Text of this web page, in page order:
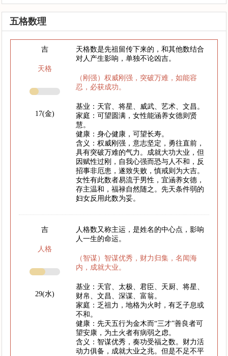
五格数理
吉
天格
17(金)
天格数是先祖留传下来的，和其他数结合
对人产生影响，单独不论凶吉。
（刚强）权威刚强，突破万难，如能容
忍，必获成功。
基业：天官、将星、威武、艺术、文昌。
家庭：可望圆满，女性能涵养女德则贤
慧。
健康：身心健康，可望长寿。
含义：权威刚强，意志坚定，勇往直前，
具有突破万难的气力。成就大功大业，但
因赋性过刚，自我心强而恐与人不和，反
招事非厄患，遂致失败，慎戒则为大吉。
女性有此数者易流于男性，宜涵养女德，
存主温和，福禄自然随之。先天条件弱的
妇女反用此数为妥。
吉
人格
29(水)
人格数又称主运，是姓名的中心点，影响
人一生的命运。
（智谋）智谋优秀，财力归集，名闻海
内，成就大业。
基业：天官、太极、君臣、天厨、将星、
财帛、文昌、深谋、富翁。
家庭：乏祖力，地格为火时，有乏子息或
不和。
健康：先天五行为金木而“三才”善良者可
望安康，为土火者有病弱之虑。
含义：智谋优秀，奏功受福之数。财力活
动力俱备，成就大业之兆。但是不足不平